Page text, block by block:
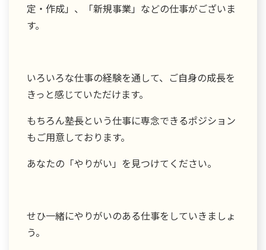
定・作成」、「新規事業」などの仕事がございま
す。
いろいろな仕事の経験を通して、ご自身の成長を
きっと感じていただけます。
もちろん塾長という仕事に専念できるポジション
もご用意しております。
あなたの「やりがい」を見つけてください。
せひ一緒にやりがいのある仕事をしていきましょ
う。